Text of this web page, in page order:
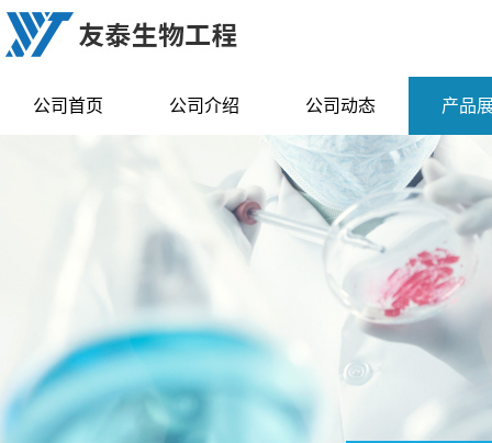
公司首页 公司介绍 公司动态 产品